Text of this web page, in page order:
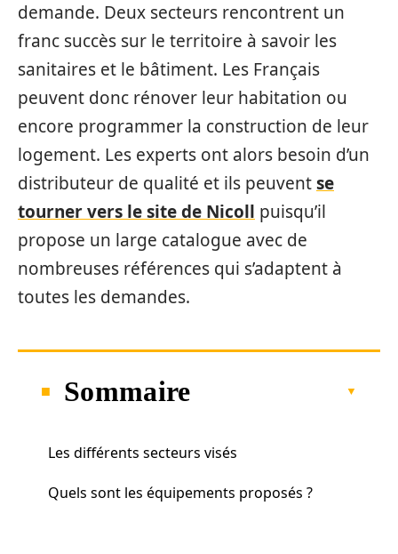
demande. Deux secteurs rencontrent un
franc succès sur le territoire à savoir les
sanitaires et le bâtiment. Les Français
peuvent donc rénover leur habitation ou
encore programmer la construction de leur
logement. Les experts ont alors besoin d’un
distributeur de qualité et ils peuventse
tourner vers le site de Nicoll puisqu’il
propose un large catalogue avec de
nombreuses références qui s’adaptent à
toutes les demandes.
Sommaire
Les différents secteurs visés
Quels sont les équipements proposés ?